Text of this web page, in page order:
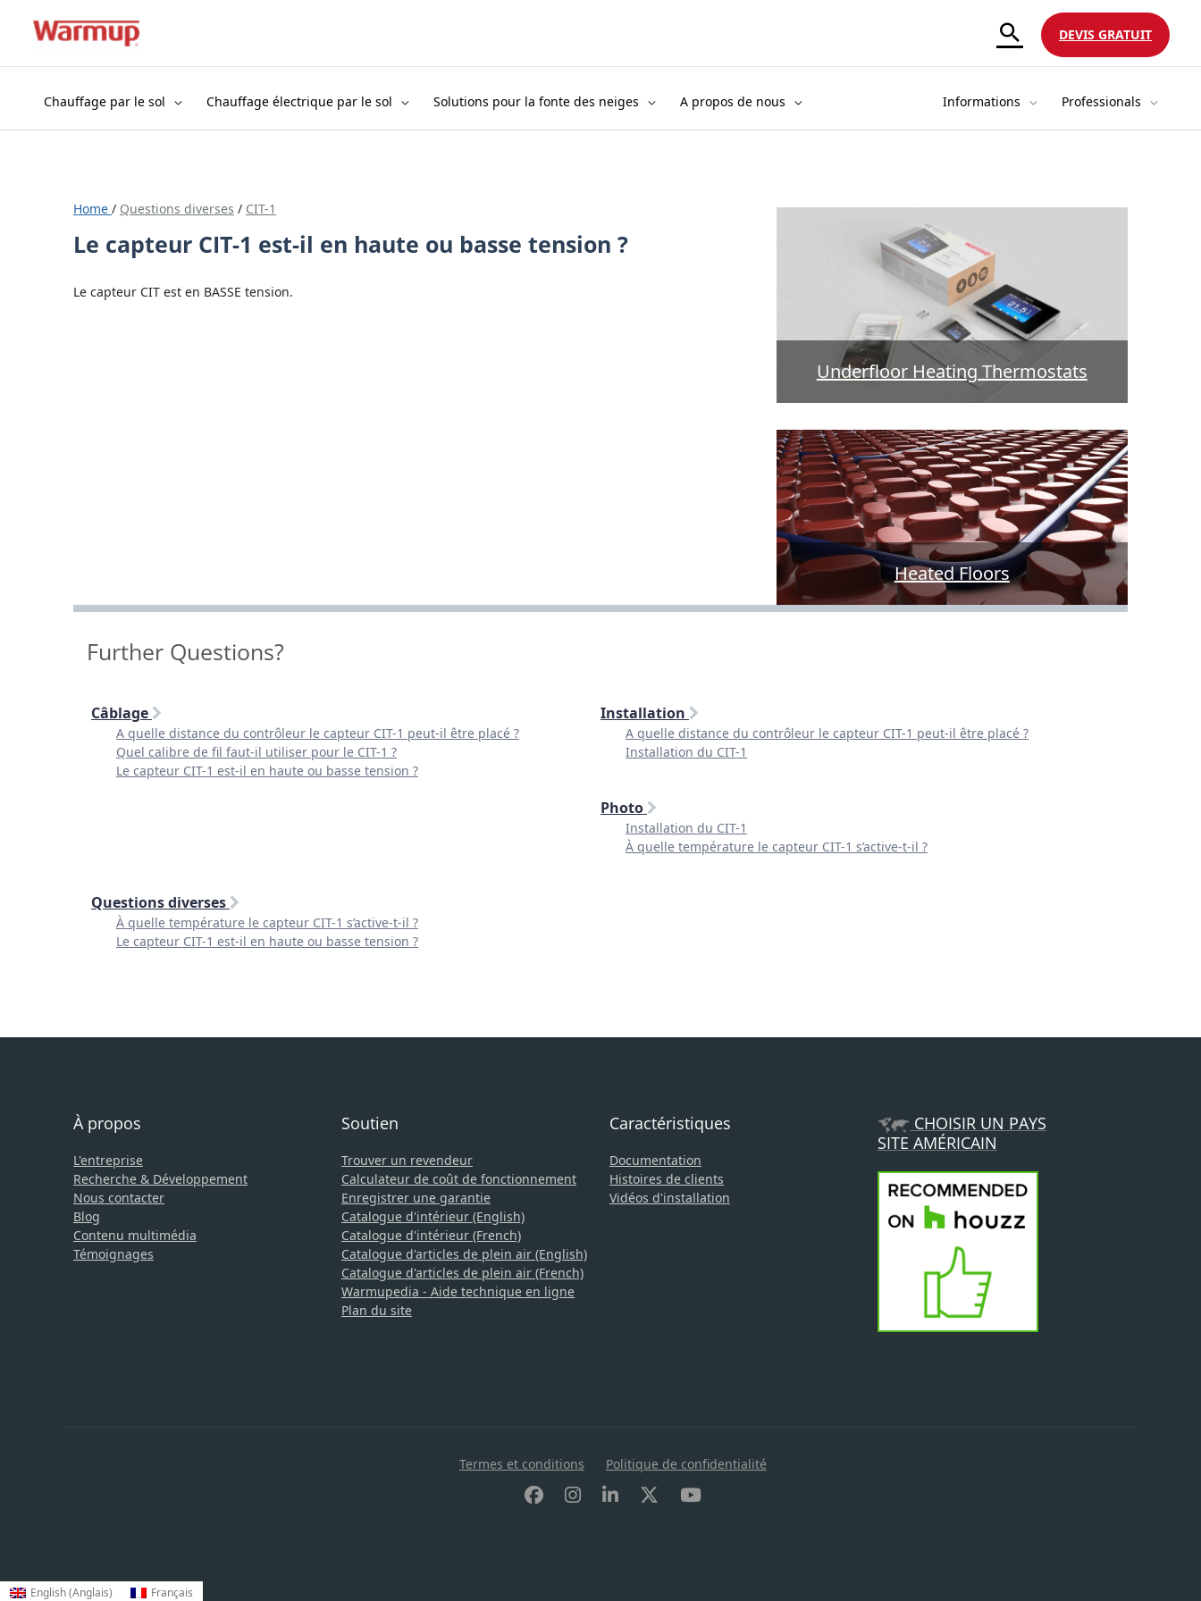
English(Anglais) Français
contenu
DEVIS GRATUIT
Chauffage par le sol Chauffage électrique par le sol Solutions pour la fonte des neiges A propos de nous Informations Professionals
Home/ Questions diverses / CIT-1
Le capteur CIT-1 est-il en haute ou basse tension ?
Le capteur CIT est en BASSE tension.
Underfloor Heating Thermostats
Heated Floors
Further Questions?
Câblage
A quelle distance du contrôleur le capteur CIT-1 peut-il être placé ?
Quel calibre de fil faut-il utiliser pour le CIT-1 ?
Le capteur CIT-1 est-il en haute ou basse tension ?
Installation
A quelle distance du contrôleur le capteur CIT-1 peut-il être placé ?
Installation du CIT-1
Photo
Installation du CIT-1
À quelle température le capteur CIT-1 s’active-t-il ?
Questions diverses
À quelle température le capteur CIT-1 s’active-t-il ?
Le capteur CIT-1 est-il en haute ou basse tension ?
À propos
L'entreprise
Recherche & Développement
Nous contacter
Blog
Contenu multimédia
Témoignages
Soutien
Trouver un revendeur
Calculateur de coût de fonctionnement
Enregistrer une garantie
Catalogue d'intérieur (English)
Catalogue d'intérieur (French)
Catalogue d'articles de plein air (English)
Catalogue d'articles de plein air (French)
Warmupedia - Aide technique en ligne
Plan du site
Caractéristiques
Documentation
Histoires de clients
Vidéos d'installation
CHOISIR UN PAYS
SITE AMÉRICAIN
Termes et conditions Politique de confidentialité